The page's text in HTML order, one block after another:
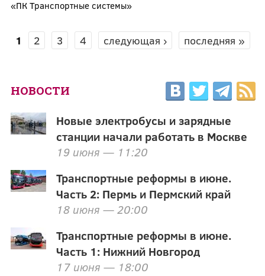
«ПК Транспортные системы»
СТРАНИЦЫ
1 2 3 4 следующая › последняя »
НОВОСТИ
Новые электробусы и зарядные
станции начали работать в Москве
19 июня — 11:20
Транспортные реформы в июне.
Часть 2: Пермь и Пермский край
18 июня — 20:00
Транспортные реформы в июне.
Часть 1: Нижний Новгород
17 июня — 18:00